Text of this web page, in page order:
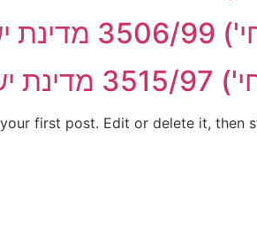
תשס(3) 289
תשנז(4) 495
first post. Edit or delete it, then